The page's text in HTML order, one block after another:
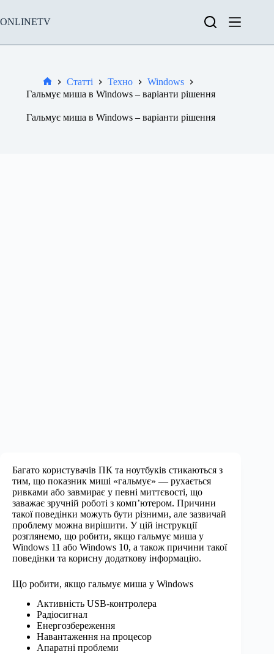
вмісту
ONLINETV
Новини
Статті Техно
Windows
Гальмує миша в Windows – варіанти рішення
Гальмує миша в Windows – варіанти рішення
Багато користувачів ПК та ноутбуків стикаються з
тим, що показник миші «гальмує» — рухається
ривками або завмирає у певні миттєвості, що
заважає зручній роботі з комп’ютером. Причини
такої поведінки можуть бути різними, але зазвичай
проблему можна вирішити. У цій інструкції
розглянемо, що робити, якщо гальмує миша у
Windows 11 або Windows 10, а також причини такої
поведінки та корисну додаткову інформацію.
Що робити, якщо гальмує миша у Windows
Активність USB-контролера
Радіосигнал
Енергозбереження
Навантаження на процесор
Апаратні проблеми